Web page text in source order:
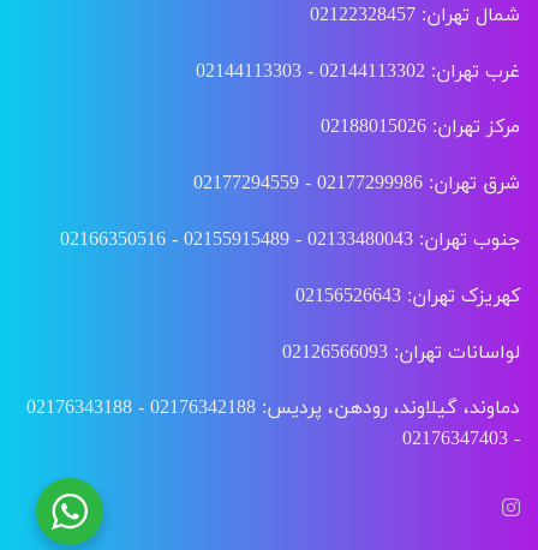
شمال تهران: 02122328457
غرب تهران: 02144113302 - 02144113303
مرکز تهران: 02188015026
شرق تهران: 02177299986 - 02177294559
جنوب تهران: 02133480043 - 02155915489 - 02166350516
کهریزک تهران: 02156526643
لواسانات تهران: 02126566093
دماوند، گیلاوند، رودهن، پردیس: 02176342188 - 02176343188
- 02176347403